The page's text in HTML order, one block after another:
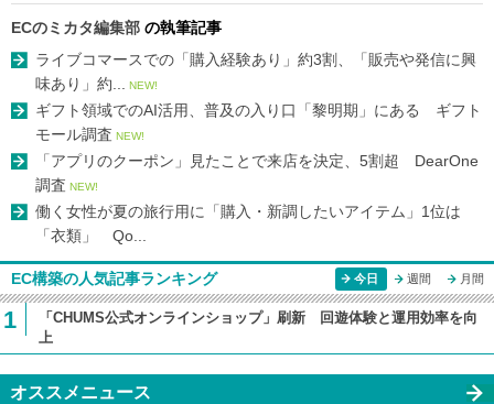
ECのミカタ編集部 の執筆記事
ライブコマースでの「購入経験あり」約3割、「販売や発信に興
味あり」約... NEW!
ギフト領域でのAI活用、普及の入り口「黎明期」にある ギフト
モール調査 NEW!
「アプリのクーポン」見たことで来店を決定、5割超 DearOne
調査 NEW!
働く女性が夏の旅行用に「購入・新調したいアイテム」1位は
「衣類」 Qo...
EC構築の人気記事ランキング 今日 週間 月間
1
「CHUMS公式オンラインショップ」刷新 回遊体験と運用効率を向
上
オススメニュース